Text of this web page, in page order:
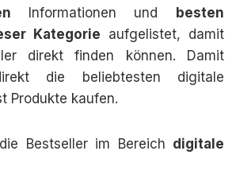
Informationen und
besten
Kategorie aufgelistet, damit
direkt finden können. Damit
die beliebtesten digitale
Produkte kaufen.
Bestseller im Bereich digitale